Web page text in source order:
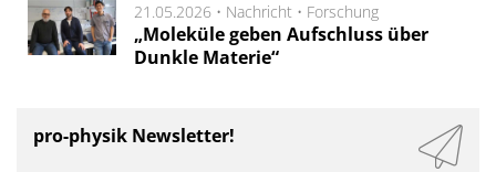
21.05.2026 • Nachricht • Forschung
„Moleküle geben Aufschluss über
Dunkle Materie“
pro-physik Newsletter!